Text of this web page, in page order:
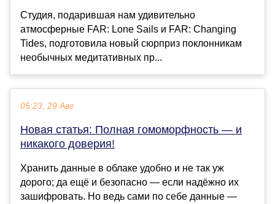
Студия, подарившая нам удивительно
атмосферные FAR: Lone Sails и FAR: Changing
Tides, подготовила новый сюрприз поклонникам
необычных медитативных пр...
05:23, 29 Авг
Новая статья: Полная гомоморфность — и
никакого доверия!
Хранить данные в облаке удобно и не так уж
дорого; да ещё и безопасно — если надёжно их
зашифровать. Но ведь сами по себе данные —